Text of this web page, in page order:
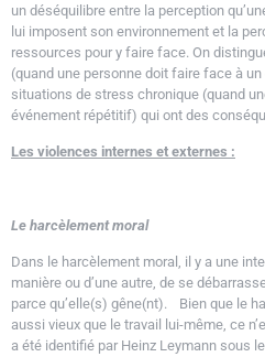
un déséquilibre entre la perception
lui imposent son environnement et la
ressources pour y faire face. On
(quand une personne doit faire face à
situations de stress chronique (quand
événement répétitif) qui ont des
Les violences internes et externes :
Le harcèlement moral
Dans le harcèlement moral, il y a une
manière ou d’une autre, de se
parce qu’elle(s) gêne(nt). Bien que le
aussi vieux que le travail lui-même, ce
a été identifié par Heinz Leymann sous